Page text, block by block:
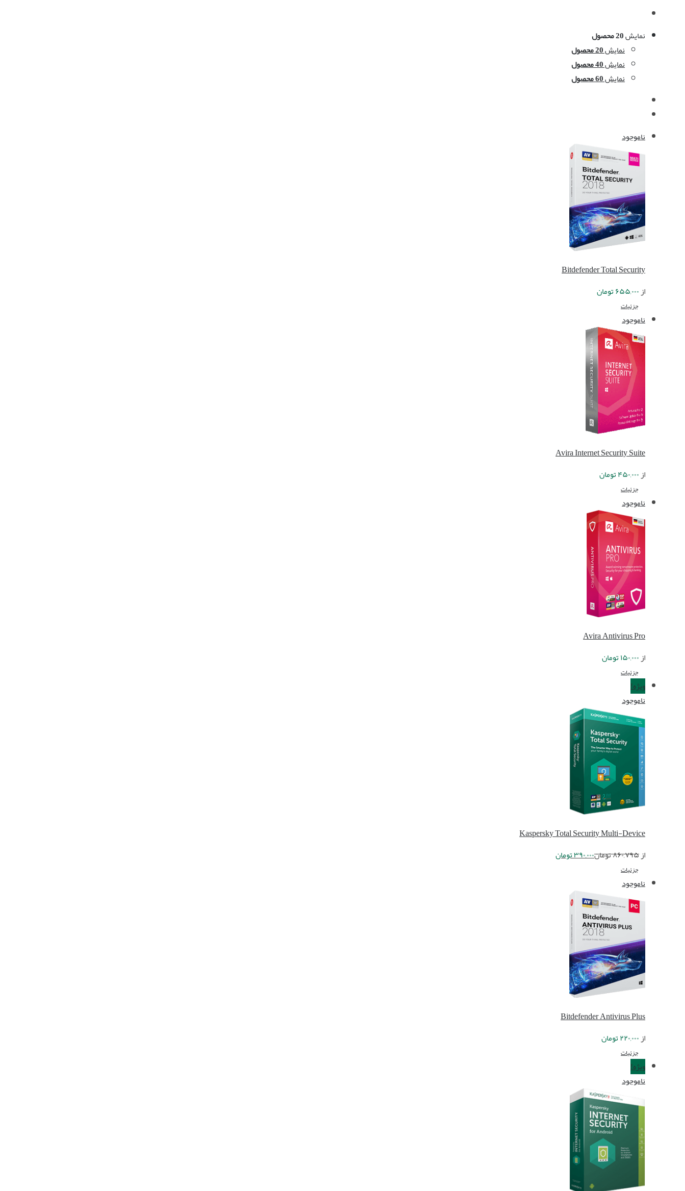
نمایش20 محصول
نمایش20 محصول
نمایش40 محصول
نمایش60 محصول
ناموجود
Bitdefender Total Security
از۶۵۵,۰۰۰تومان
جزئیات
ناموجود
Avira Internet Security Suite
از۴۵۰,۰۰۰تومان
جزئیات
ناموجود
Avira Antivirus Pro
از۱۵۰,۰۰۰تومان
جزئیات
ویژه!
ناموجود
Kaspersky Total Security Multi-Device
از۸۶۰,۷۹۵تومان۳۹۰,۰۰۰تومان
جزئیات
ناموجود
Bitdefender Antivirus Plus
از۲۲۰,۰۰۰تومان
جزئیات
ویژه!
ناموجود